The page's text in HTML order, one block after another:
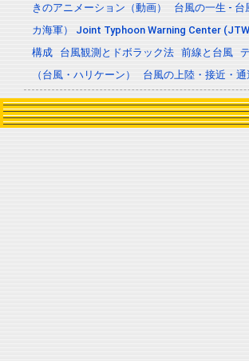
きのアニメーション（動画）
台風の一生 -
カ海軍） Joint Typhoon Warning Center
構成
台風観測とドボラック法 前線と台風
（台風・ハリケーン）
台風の上陸・接近・